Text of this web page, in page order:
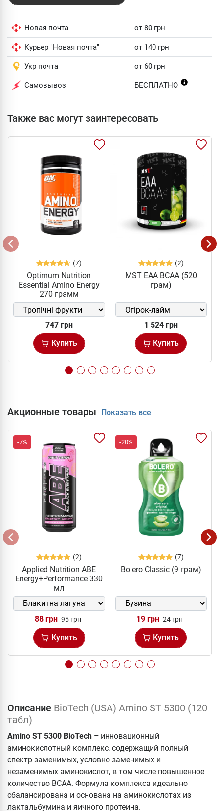
Новая почта от 80 грн
Курьер "Новая почта" от 140 грн
Укр почта от 60 грн
Самовывоз БЕСПЛАТНО
Также вас могут заинтересовать
(7)
Optimum Nutrition
Essential Amino Energy
270 грамм
747 грн
Купить
(2)
MST EAA BCAA (520
грам)
1 524 грн
Купить
Акционные товары Показать все
-7%
(2)
Applied Nutrition ABE
Energy+Performance 330
мл
88 грн 95 грн
Купить
-20%
(7)
Bolero Classic (9 грам)
19 грн 24 грн
Купить
Описание BioTech (USA) Amino ST 5300 (120
табл)
Amino ST 5300 BioTech – инновационный
аминокислотный комплекс, содержащий полный
спектр заменимых, условно заменимых и
незаменимых аминокислот, в том числе повышенное
количество ВСАА. Формула комплекса идеально
сбалансирована и основана на аминокислотах из
лактальбумина и яичного протеина.